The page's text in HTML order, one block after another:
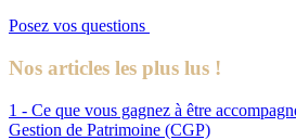
Posez vos questions
Nos articles les plus lus !
1 - Ce que vous gagnez à être
Gestion de Patrimoine (CGP)